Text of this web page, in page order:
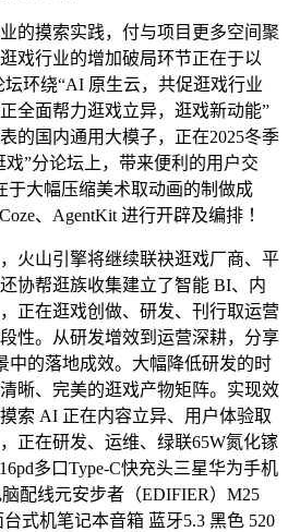
摸索实践，付与项目更多空间聚
戏行业的增加破局环节正在于以
环绕“AI 原生云，共促逛戏行业
全面帮力逛戏立异，逛戏新动能”
的国内通用大模子，正在2025冬季
”分论坛上，带来便利的用户交
于大幅压缩美术取动画的制做成
、AgentKit 进行开辟及编排 ！
山引擎将继续联袂逛戏厂商、平
协帮逛族收集建立了智能 BI、内
正在逛戏创做、研发、刊行取运营
性。从研发增效到运营深耕，分享
中的落地成效。大幅降低研发的时
晰、完美的逛戏产物矩阵。实现效
索 AI 正在内容立异、用户体验取
正在研发、运维、绿联65W氮化镓
多口Type-C快充头三星华为手机
配线元安步者（EDIFIER）M25
式机笔记本音箱 蓝牙5.3 黑色 520